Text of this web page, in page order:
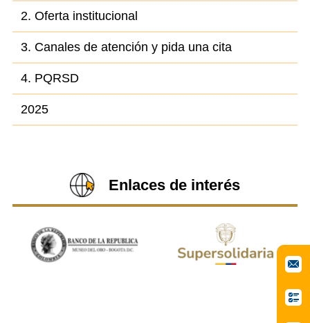
2. Oferta institucional
3. Canales de atención y pida una cita
4. PQRSD
2025
Enlaces de interés